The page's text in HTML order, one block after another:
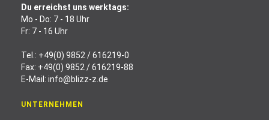
Du erreichst uns werktags:
Mo - Do: 7 - 18 Uhr
Fr: 7 - 16 Uhr
Tel.: +49(0) 9852 / 616219-0
Fax: +49(0) 9852 / 616219-88
E-Mail: info@blizz-z.de
UNTERNEHMEN